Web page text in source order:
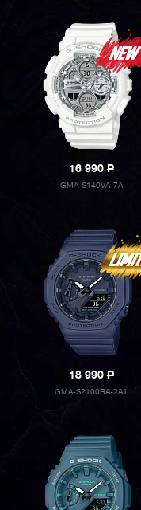
16 990P
GMA-S140VA-7A
18 990P
GMA-S2100BA-2A1